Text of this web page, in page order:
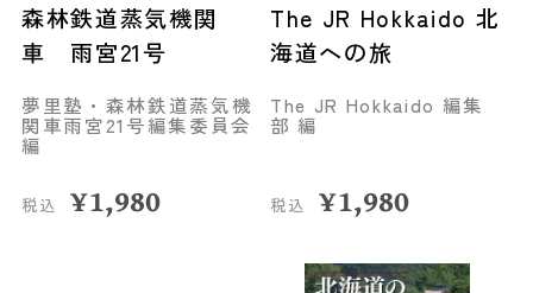
森林鉄道蒸気機関
車 雨宮21号
夢里塾・森林鉄道蒸気機
関車雨宮21号編集委員会
編
税込 ¥1,980
The JR Hokkaido 北
海道への旅
The JR Hokkaido 編集
部 編
税込 ¥1,980